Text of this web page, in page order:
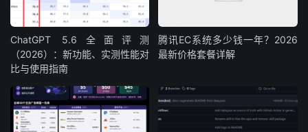
ChatGPT 5.6全面评测
（2026）：新功能、实测性能对
比与使用指南
腾讯EC系统多少钱一年？2026
最新价格套餐详解